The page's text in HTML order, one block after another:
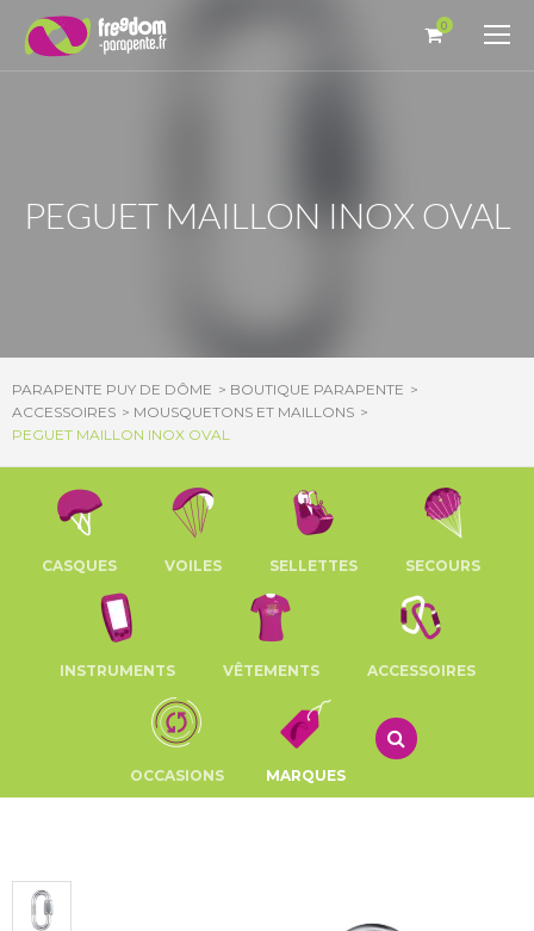
0
PEGUET MAILLON INOX OVAL
PARAPENTE PUY DE DÔME
BOUTIQUE PARAPENTE
ACCESSOIRES
MOUSQUETONS ET MAILLONS
PEGUET MAILLON INOX OVAL
CASQUES VOILES SELLETTES SECOURS
INSTRUMENTS VÊTEMENTS ACCESSOIRES
OCCASIONS MARQUES